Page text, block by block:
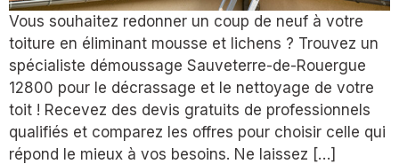
Vous souhaitez redonner un coup de neuf à votre
toiture en éliminant mousse et lichens ? Trouvez un
spécialiste démoussage Sauveterre-de-Rouergue
12800 pour le décrassage et le nettoyage de votre
toit ! Recevez des devis gratuits de professionnels
qualifiés et comparez les offres pour choisir celle qui
répond le mieux à vos besoins. Ne laissez […]